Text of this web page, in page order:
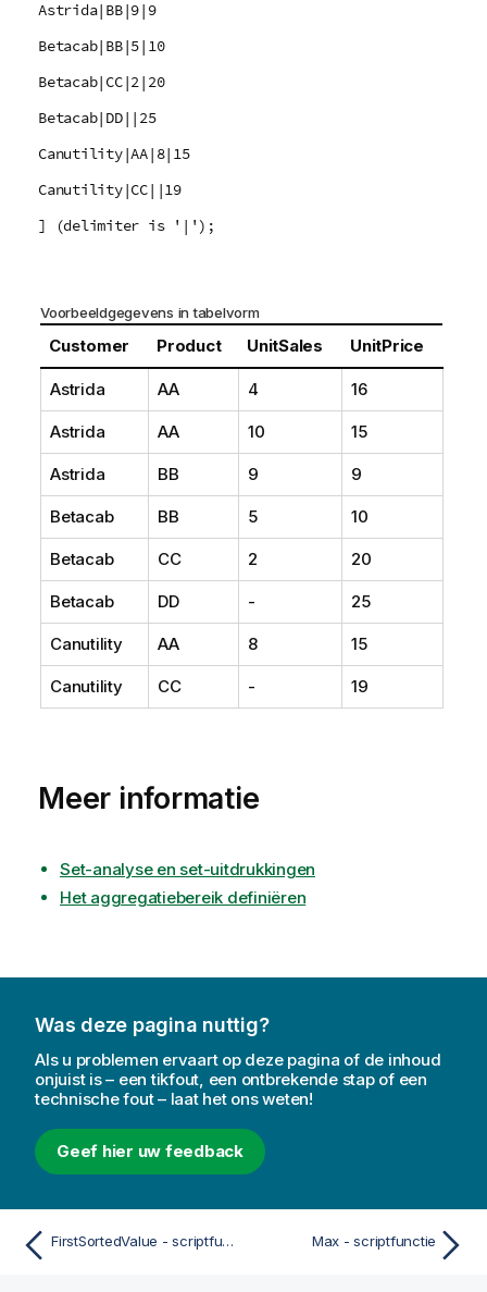
Astrida|BB|9|9
Betacab|BB|5|10
Betacab|CC|2|20
Betacab|DD||25
Canutility|AA|8|15
Canutility|CC||19
] (delimiter is '|');
Voorbeeldgegevens in tabelvorm
Customer Product UnitSales UnitPrice
Astrida AA 4 16
Astrida AA 10 15
Astrida BB 9 9
Betacab BB 5 10
Betacab CC 2 20
Betacab DD - 25
Canutility AA 8 15
Canutility CC - 19
Meer informatie
Set-analyse en set-uitdrukkingen
Het aggregatiebereik definiëren
Was deze pagina nuttig?
Als u problemen ervaart op deze pagina of de inhoud
onjuist is – een tikfout, een ontbrekende stap of een
technische fout – laat het ons weten!
Geef hier uw feedback
FirstSortedValue - scriptfunctie Max - scriptfunctie